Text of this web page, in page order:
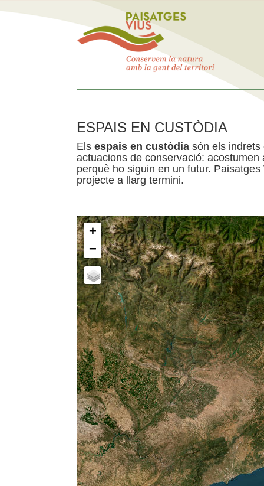
ESPAIS EN CUSTÒDIA
Els espais en custòdia són els indrets
actuacions de conservació:
perquè ho siguin en un futur.
projecte a llarg termini.
+
−